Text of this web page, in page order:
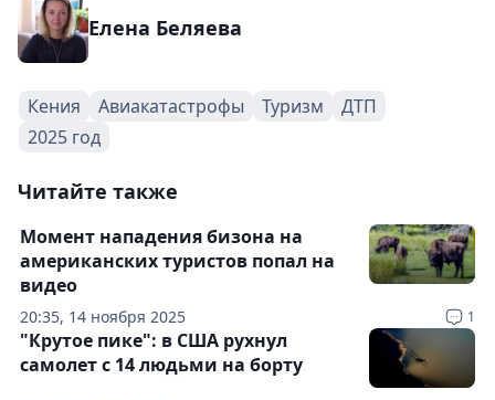
Елена Беляева
Кения Авиакатастрофы Туризм
ДТП
2025 год
Читайте также
20:35, 14 ноября 2025 1
Момент нападения бизона на
американских туристов попал на
видео
"Крутое пике": в США рухнул
самолет с 14 людьми на борту